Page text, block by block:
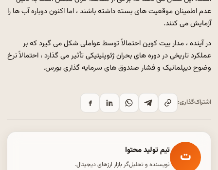
عدم اطمینان موقعیت های بسته داشته باشند ، اما اکنون دوباره آب ها را
آزمایش می کنند.
در آینده ، مدار بیت کوین احتمالاً توسط عواملی شکل می گیرد که بر
عملکرد تاریخی در دوره های بحران ژئوپلیتیکی تأثیر می گذارد ، احتمالاً نرخ
وضوح دیپلماتیک و فشار صندوق های سرمایه گذاری بورس.
اشتراک‌گذاری:
ت تیم تولید محتوا
نویسنده و تحلیل‌گر بازار ارزهای دیجیتال.